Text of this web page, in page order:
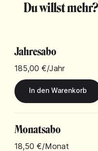
Du willst
Jahresabo
185,00 €/Jahr
Monatsabo
18,50 €/Monat